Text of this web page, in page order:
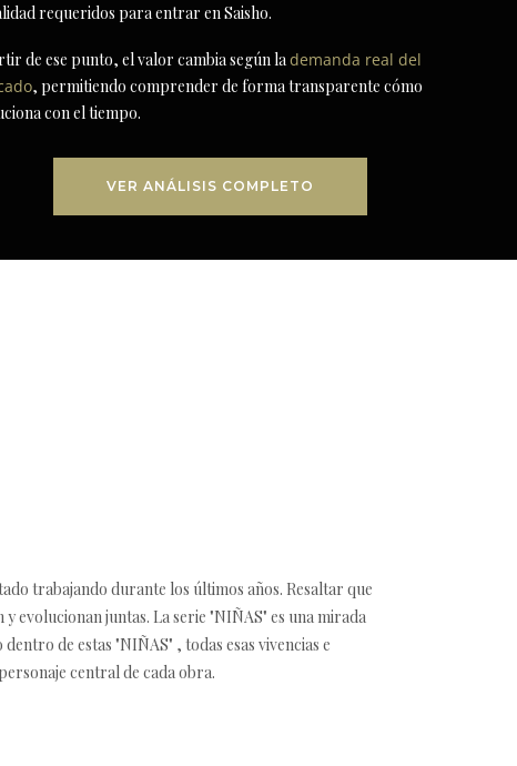
requeridos para entrar en Saisho.
de ese punto, el valor cambia según lademanda real del
, permitiendo comprender de forma transparente cómo
con el tiempo.
VER ANÁLISIS COMPLETO
trabajando durante los últimos años. Resaltar que
evolucionan juntas. La serie "NIÑAS" es una mirada
de estas "NIÑAS" , todas esas vivencias e
central de cada obra.